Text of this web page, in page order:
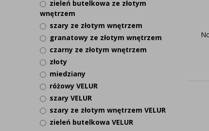
zieleń butelkowa ze złotym
wnętrzem
szary ze złotym wnętrzem
granatowy ze złotym wnętrzem
czarny ze złotym wnętrzem
złoty
miedziany
różowy VELUR
szary VELUR
szary ze złotym wnętrzem VELUR
zieleń butelkowa VELUR